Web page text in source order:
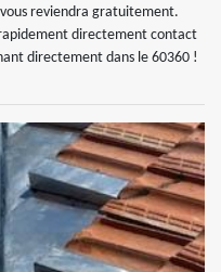
reviendra gratuitement.
directement contact
directement dans le 60360 !